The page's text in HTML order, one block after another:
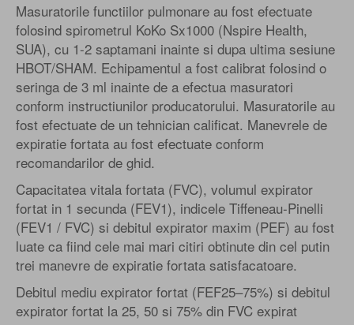
Masuratorile functiilor pulmonare au fost efectuate
folosind spirometrul KoKo Sx1000 (Nspire Health,
SUA), cu 1-2 saptamani inainte si dupa ultima sesiune
HBOT/SHAM. Echipamentul a fost calibrat folosind o
seringa de 3 ml inainte de a efectua masuratori
conform instructiunilor producatorului. Masuratorile au
fost efectuate de un tehnician calificat. Manevrele de
expiratie fortata au fost efectuate conform
recomandarilor de ghid.
Capacitatea vitala fortata (FVC), volumul expirator
fortat in 1 secunda (FEV1), indicele Tiffeneau-Pinelli
(FEV1 / FVC) si debitul expirator maxim (PEF) au fost
luate ca fiind cele mai mari citiri obtinute din cel putin
trei manevre de expiratie fortata satisfacatoare.
Debitul mediu expirator fortat (FEF25–75%) si debitul
expirator fortat la 25, 50 si 75% din FVC expirat